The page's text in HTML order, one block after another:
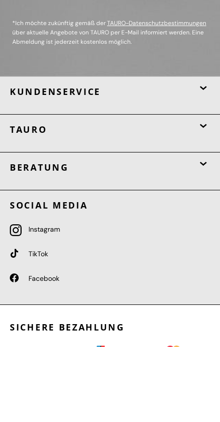
*Ich möchte zukünftig gemäß derTAURO-Datenschutzbestimmungen
über aktuelle Angebote von TAURO per E-Mail informiert werden. Eine
Abmeldung ist jederzeit kostenlos möglich.
KUNDENSERVICE
TAURO
BERATUNG
SOCIAL MEDIA
Instagram
TikTok
Facebook
SICHERE BEZAHLUNG